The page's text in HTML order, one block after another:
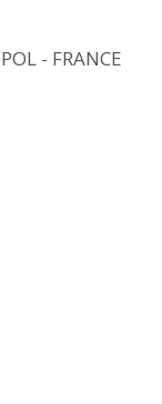
- FRANCE